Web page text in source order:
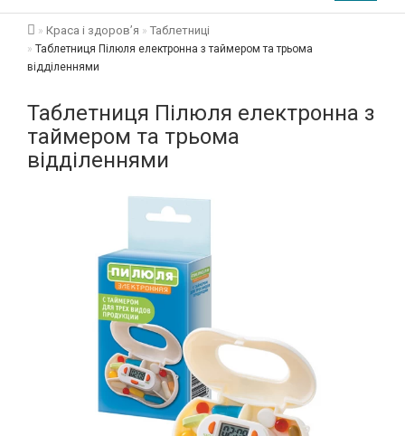
Краса і здоров’я Таблетниці
Таблетниця Пілюля електронна з таймером та трьома
відділеннями
Таблетниця Пілюля електронна з
таймером та трьома
відділеннями